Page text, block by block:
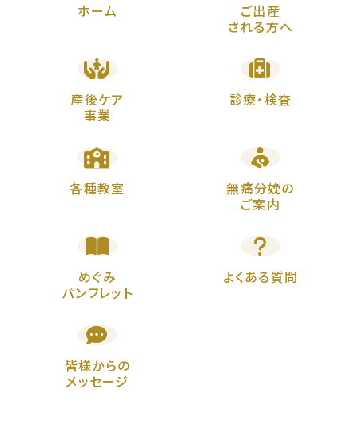
ホーム
ご出産
される方へ
産後ケア
事業
診療・検査
各種教室
無痛分娩の
ご案内
めぐみ
パンフレット
よくある質問
皆様からの
メッセージ